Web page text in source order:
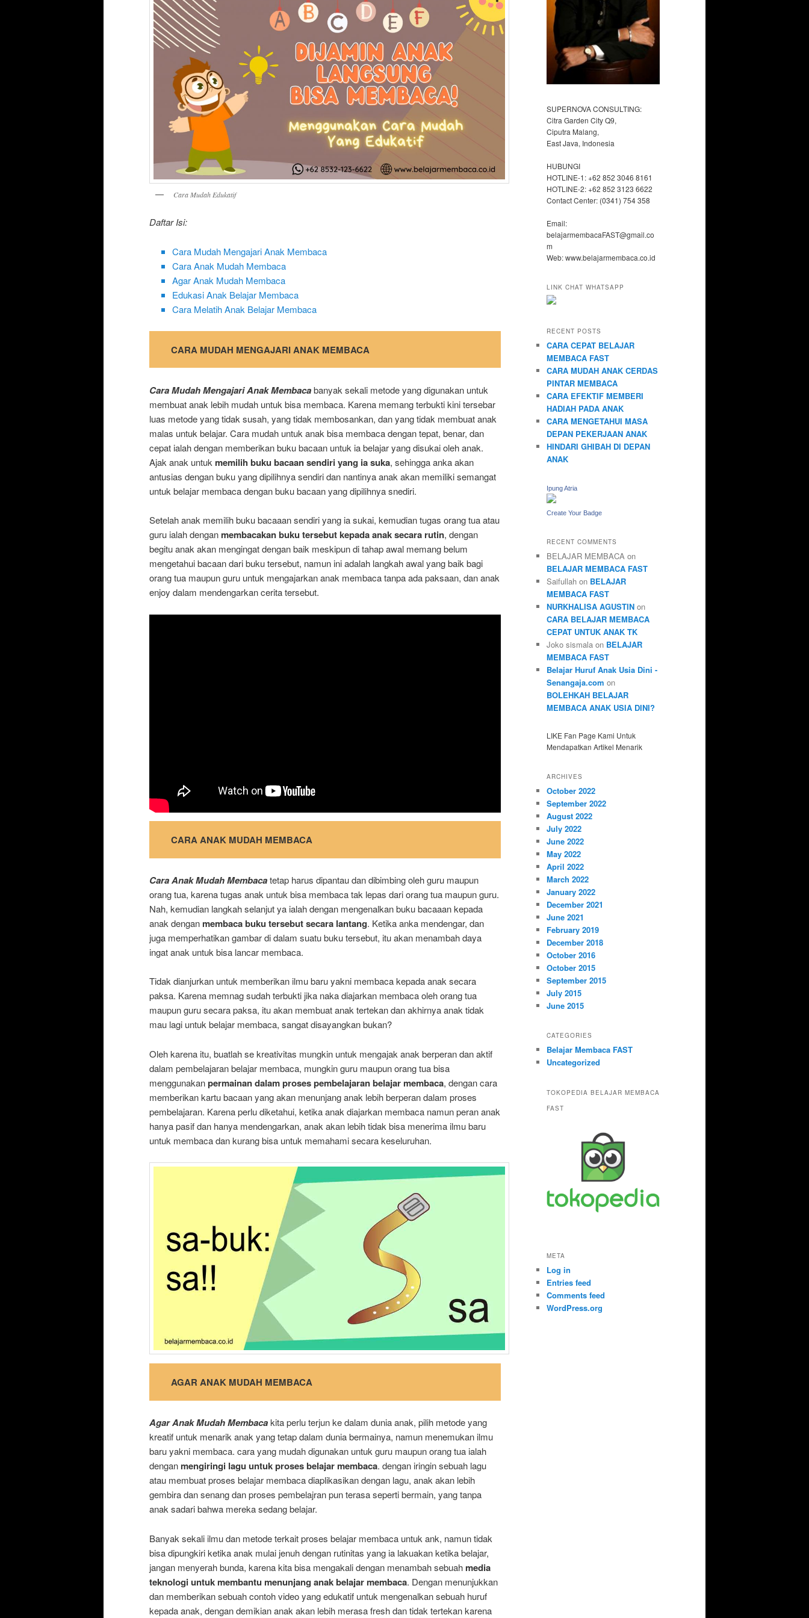
Cara Mudah Edukatif
Daftar Isi:
Cara Mudah Mengajari Anak Membaca
Cara Anak Mudah Membaca
Agar Anak Mudah Membaca
Edukasi Anak Belajar Membaca
Cara Melatih Anak Belajar Membaca
CARA MUDAH MENGAJARI ANAK MEMBACA
Cara Mudah Mengajari Anak Membacabanyak sekali metode yang digunakan untuk
membuat anak lebih mudah untuk bisa membaca. Karena memang terbukti kini tersebar
luas metode yang tidak susah, yang tidak membosankan, dan yang tidak membuat anak
malas untuk belajar. Cara mudah untuk anak bisa membaca dengan tepat, benar, dan
cepat ialah dengan memberikan buku bacaan untuk ia belajar yang disukai oleh anak.
Ajak anak untuk memilih buku bacaan sendiri yang ia suka, sehingga anka akan
antusias dengan buku yang dipilihnya sendiri dan nantinya anak akan memiliki semangat
untuk belajar membaca dengan buku bacaan yang dipilihnya snediri.
Setelah anak memilih buku bacaaan sendiri yang ia sukai, kemudian tugas orang tua atau
guru ialah dengan membacakan buku tersebut kepada anak secara rutin, dengan
begitu anak akan mengingat dengan baik meskipun di tahap awal memang belum
mengetahui bacaan dari buku tersebut, namun ini adalah langkah awal yang baik bagi
orang tua maupun guru untuk mengajarkan anak membaca tanpa ada paksaan, dan anak
enjoy dalam mendengarkan cerita tersebut.
CARA ANAK MUDAH MEMBACA
Cara Anak Mudah Membacatetap harus dipantau dan dibimbing oleh guru maupun
orang tua, karena tugas anak untuk bisa membaca tak lepas dari orang tua maupun guru.
Nah, kemudian langkah selanjut ya ialah dengan mengenalkan buku bacaaan kepada
anak dengan membaca buku tersebut secara lantang. Ketika anka mendengar, dan
juga memperhatikan gambar di dalam suatu buku tersebut, itu akan menambah daya
ingat anak untuk bisa lancar membaca.
Tidak dianjurkan untuk memberikan ilmu baru yakni membaca kepada anak secara
paksa. Karena memnag sudah terbukti jika naka diajarkan membaca oleh orang tua
maupun guru secara paksa, itu akan membuat anak tertekan dan akhirnya anak tidak
mau lagi untuk belajar membaca, sangat disayangkan bukan?
Oleh karena itu, buatlah se kreativitas mungkin untuk mengajak anak berperan dan aktif
dalam pembelajaran belajar membaca, mungkin guru maupun orang tua bisa
menggunakanpermainan dalam proses pembelajaran belajar membaca, dengan cara
memberikan kartu bacaan yang akan menunjang anak lebih berperan dalam proses
pembelajaran. Karena perlu diketahui, ketika anak diajarkan membaca namun peran anak
hanya pasif dan hanya mendengarkan, anak akan lebih tidak bisa menerima ilmu baru
untuk membaca dan kurang bisa untuk memahami secara keseluruhan.
AGAR ANAK MUDAH MEMBACA
Agar Anak Mudah Membacakita perlu terjun ke dalam dunia anak, pilih metode yang
kreatif untuk menarik anak yang tetap dalam dunia bermainya, namun menemukan ilmu
baru yakni membaca. cara yang mudah digunakan untuk guru maupun orang tua ialah
dengan mengiringi lagu untuk proses belajar membaca. dengan iringin sebuah lagu
atau membuat proses belajar membaca diaplikasikan dengan lagu, anak akan lebih
gembira dan senang dan proses pembelajran pun terasa seperti bermain, yang tanpa
anak sadari bahwa mereka sedang belajar.
Banyak sekali ilmu dan metode terkait proses belajar membaca untuk ank, namun tidak
bisa dipungkiri ketika anak mulai jenuh dengan rutinitas yang ia lakuakan ketika belajar,
jangan menyerah bunda, karena kita bisa mengakali dengan menambah sebuah media
teknologi untuk membantu menunjang anak belajar membaca. Dengan menunjukkan
dan memberikan sebuah contoh video yang edukatif untuk mengenalkan sebuah huruf
kepada anak, dengan demikian anak akan lebih merasa fresh dan tidak tertekan karena
SUPERNOVA CONSULTING:
Citra Garden City Q9,
Ciputra Malang,
East Java, Indonesia
HUBUNGI
HOTLINE-1: +62 852 3046 8161
HOTLINE-2: +62 852 3123 6622
Contact Center: (0341) 754 358
Email:
belajarmembacaFAST@gmail.co
m
Web: www.belajarmembaca.co.id
LINK CHAT WHATSAPP
RECENT POSTS
CARA CEPAT BELAJAR
MEMBACA FAST
CARA MUDAH ANAK CERDAS
PINTAR MEMBACA
CARA EFEKTIF MEMBERI
HADIAH PADA ANAK
CARA MENGETAHUI MASA
DEPAN PEKERJAAN ANAK
HINDARI GHIBAH DI DEPAN
ANAK
Ipung Atria
Create Your Badge
RECENT COMMENTS
BELAJAR MEMBACA on
BELAJAR MEMBACA FAST
Saifullah on BELAJAR
MEMBACA FAST
NURKHALISA AGUSTIN on
CARA BELAJAR MEMBACA
CEPAT UNTUK ANAK TK
Joko sismala on BELAJAR
MEMBACA FAST
Belajar Huruf Anak Usia Dini -
Senangaja.com on
BOLEHKAH BELAJAR
MEMBACA ANAK USIA DINI?
LIKE Fan Page Kami Untuk
Mendapatkan Artikel Menarik
ARCHIVES
October 2022
September 2022
August 2022
July 2022
June 2022
May 2022
April 2022
March 2022
January 2022
December 2021
June 2021
February 2019
December 2018
October 2016
October 2015
September 2015
July 2015
June 2015
CATEGORIES
Belajar Membaca FAST
Uncategorized
TOKOPEDIA BELAJAR MEMBACA
FAST
META
Log in
Entries feed
Comments feed
WordPress.org